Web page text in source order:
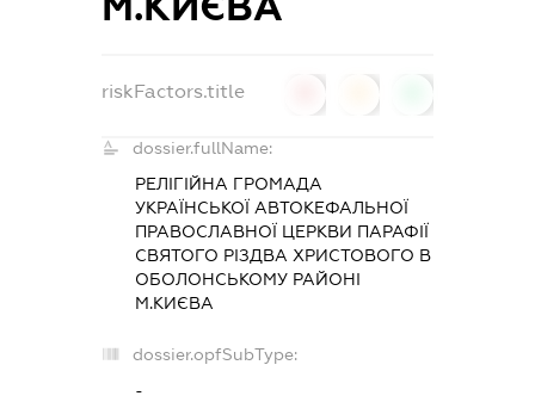
riskFactors.title
dossier.fullName:
РЕЛІГІЙНА ГРОМАДА
УКРАЇНСЬКОЇ АВТОКЕФАЛЬНОЇ
ПРАВОСЛАВНОЇ ЦЕРКВИ ПАРАФІЇ
СВЯТОГО РІЗДВА ХРИСТОВОГО В
ОБОЛОНСЬКОМУ РАЙОНІ
М.КИЄВА
dossier.opfSubType:
-